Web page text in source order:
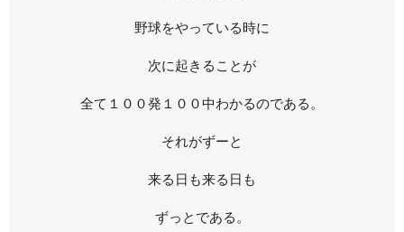
野球をやっている時に
次に起きることが
全て１００発１００中わかるのである。
それがずーと
来る日も来る日も
ずっとである。